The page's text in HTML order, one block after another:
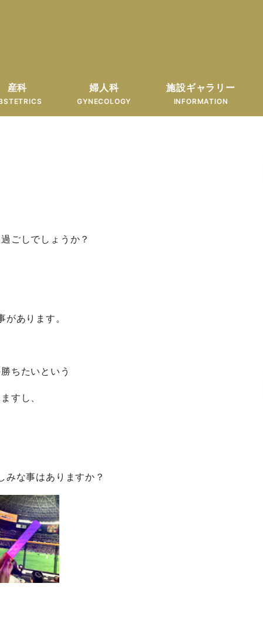
産科 婦人科
GYNECOLOGY
施設ギャラリー
INFORMATION
ごしでしょうか？
あります。
ちたいという
すし、
みな事はありますか？